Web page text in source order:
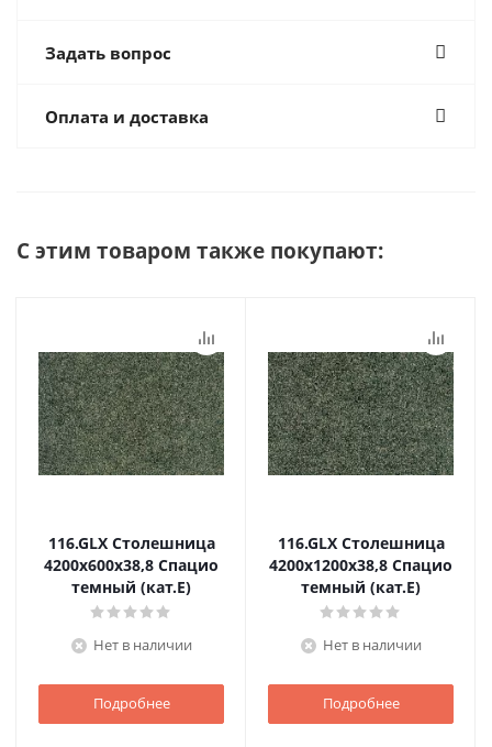
Задать вопрос
Оплата и доставка
С этим товаром также покупают:
116.GLX Столешница
4200х600х38,8 Спацио
темный (кат.E)
Нет в наличии
Подробнее
116.GLX Столешница
4200х1200х38,8 Спацио
темный (кат.E)
Нет в наличии
Подробнее